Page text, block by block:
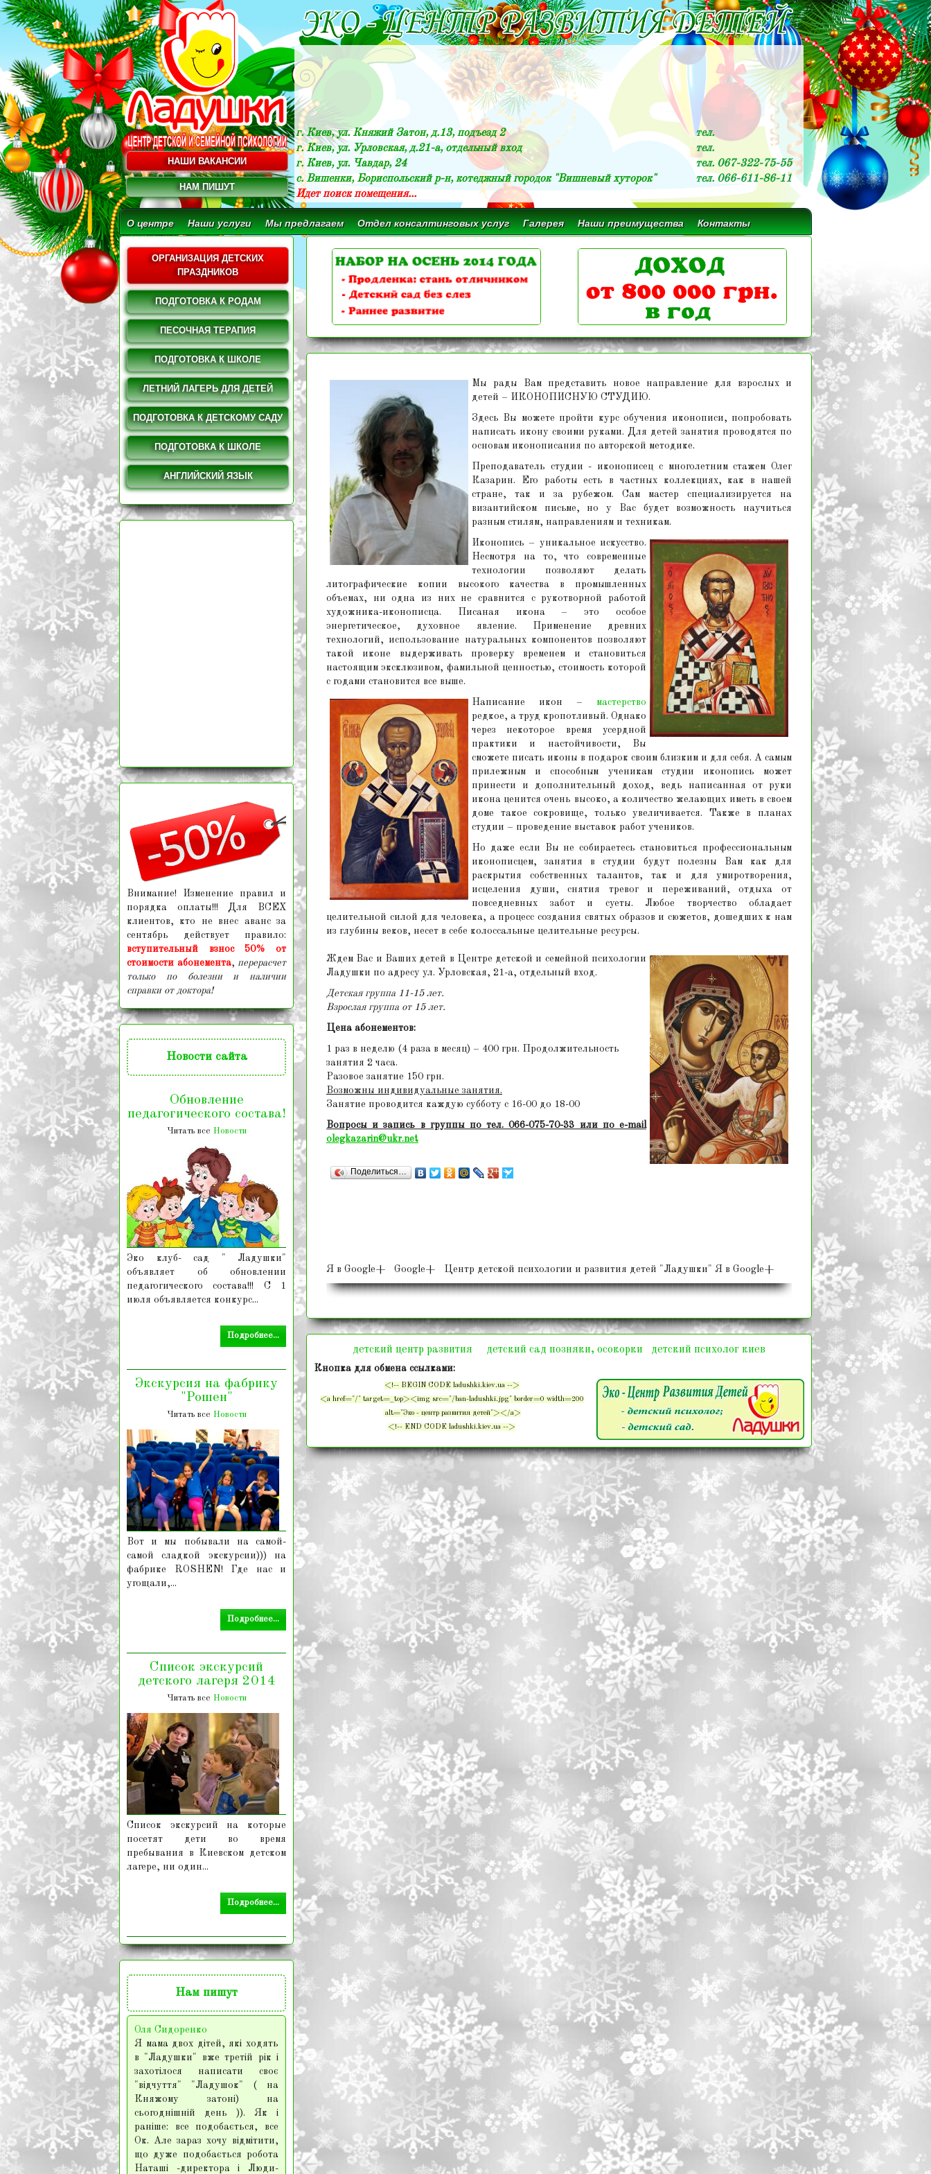
НАШИ ВАКАНСИИ
НАМ ПИШУТ
г. Киев, ул. Княжий Затон, д.13, подъезд 2
тел.
г. Киев, ул. Урловская, д.21-а, отдельный вход
тел.
г. Киев, ул. Чавдар, 24
тел. 067-322-75-55
c. Вишенки, Бориспольский р-н, котеджный городок "Вишневый хуторок"
тел. 066-611-86-11
Идет поиск помещения...
О центре Наши услуги Мы предлагаем Отдел консалтинговых услуг Галерея Наши преимущества Контакты
Мы рады Вам представить новое направление для взрослых и
детей – ИКОНОПИСНУЮ СТУДИЮ.
Здесь Вы можете пройти курс обучения иконописи, попробовать
написать икону своими руками. Для детей занятия проводятся по
основам иконописания по авторской методике.
Преподаватель студии - иконописец с многолетним стажем Олег
Казарин. Его работы есть в частных коллекциях, как в нашей
стране, так и за рубежом. Сам мастер специализируется на
византийском письме, но у Вас будет возможность научиться
разным стилям, направлениям и техникам.
Иконопись – уникальное искусство.
Несмотря на то, что современные
технологии позволяют делать
литографические копии высокого качества в промышленных
объемах, ни одна из них не сравнится с рукотворной работой
художника-иконописца. Писаная икона – это особое
энергетическое, духовное явление. Применение древних
технологий, использование натуральных компонентов позволяют
такой иконе выдерживать проверку временем и становиться
настоящим эксклюзивом, фамильной ценностью, стоимость которой
с годами становится все выше.
Написание икон – мастерство
редкое, а труд кропотливый. Однако
через некоторое время усердной
практики и настойчивости, Вы
сможете писать иконы в подарок своим близким и для себя. А самым
прилежным и способным ученикам студии иконопись может
принести и дополнительный доход, ведь написанная от руки
икона ценится очень высоко, а количество желающих иметь в своем
доме такое сокровище, только увеличивается. Также в планах
студии – проведение выставок работ учеников.
Но даже если Вы не собираетесь становиться профессиональным
иконописцем, занятия в студии будут полезны Вам как для
раскрытия собственных талантов, так и для умиротворения,
исцеления души, снятия тревог и переживаний, отдыха от
повседневных забот и суеты. Любое творчество обладает
целительной силой для человека, а процесс создания святых образов и сюжетов, дошедших к нам
из глубины веков, несет в себе колоссальные целительные ресурсы.
Ждем Вас и Ваших детей в Центре детской и семейной психологии
Ладушки по адресу ул. Урловская, 21-а, отдельный вход.
Детская группа 11-15 лет.
Взрослая группа от 15 лет.
Цена абонементов:
1 раз в неделю (4 раза в месяц) – 400 грн. Продолжительность
занятия 2 часа.
Разовое занятие 150 грн.
Возможны индивидуальные занятия.
Занятие проводится каждую субботу с 16-00 до 18-00
Вопросы и запись в группы по тел. 066-075-70-33 или по e-mail
olegkazarin@ukr.net
Поделиться…
Я в Google+ Google+ Центр детской психологии и развития детей "Ладушки" Я в Google+
детский центр развития детский сад позняки, осокорки детский психолог киев
Кнопка для обмена ссылками:
<!-- BEGIN CODE ladushki.kiev.ua -->
<a href="/" target=_top><img src="/ban-ladushki.jpg" border=0 width=200
alt="Эко - центр развития детей"></a>
<!-- END CODE ladushki.kiev.ua -->
ОРГАНИЗАЦИЯ ДЕТСКИХ
ПРАЗДНИКОВ
ПОДГОТОВКА К РОДАМ
ПЕСОЧНАЯ ТЕРАПИЯ
ПОДГОТОВКА К ШКОЛЕ
ЛЕТНИЙ ЛАГЕРЬ ДЛЯ ДЕТЕЙ
ПОДГОТОВКА К ДЕТСКОМУ САДУ
ПОДГОТОВКА К ШКОЛЕ
АНГЛИЙСКИЙ ЯЗЫК
Внимание! Изменение правил и
порядка оплаты!!! Для ВСЕХ
клиентов, кто не внес аванс за
сентябрь действует правило:
вступительный взнос 50% от
стоимости абонемента, перерасчет
только по болезни и наличии
справки от доктора!
Новостисайта
Обновление
педагогического состава!
Читать все Новости
Эко клуб- сад " Ладушки"
объявляет об обновлении
педагогического состава!!! С 1
июля объявляется конкурс...
Подробнее...
Экскурсия на фабрику
"Рошен"
Читать все Новости
Вот и мы побывали на самой-
самой сладкой экскурсии))) на
фабрике ROSHEN! Где нас и
угощали,...
Подробнее...
Список экскурсий
детского лагеря 2014
Читать все Новости
Список экскурсий на которые
посетят дети во время
пребывания в Киевском детском
лагере, ни один...
Подробнее...
Нам пишут
Оля Сидоренко
Я мама двох дітей, які ходять
в "Ладушки" вже третій рік і
захотілося написати своє
"відчуття" "Ладушок" ( на
Княжому затоні) на
сьогоднішній день )). Як і
раніше: все подобається, все
Ок. Але зараз хочу відмітити,
що дуже подобається робота
Наташі -директора і Люди-